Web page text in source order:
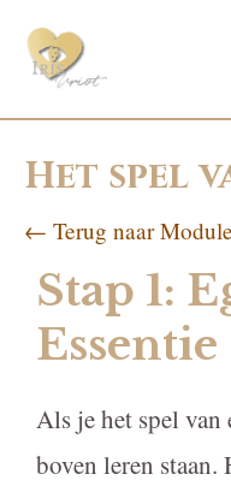
Het spel
← Terug naar Module
Stap 1:
Essentie
Als je het spel
boven leren staan.